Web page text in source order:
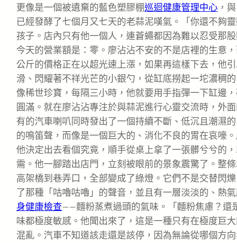
更像是一個被遺棄的藍色塑膠棚巡迴健康管理中心 ，
已經發酵了七個月又七天的老蒜泥嘆氣。「你還不夠
孩子。店內只有他一個人，連蒼蠅都因為難以忍受那
今天的營業額是：零。廖沾沾不安的不是店裡的生意
公斤的價格正在以超光速上漲，如果再這樣下去，他
滑、閃耀著不祥光芒的小銀勺，從缸底撈起一坨濃稠
像稀世珍寶，每隔三小時，他就要用手指彈一下缸邊
圓滿。就在廖沾沾專注於與蒜泥進行心靈交流時，外
有的汽車喇叭同時發出了一個持續不斷、低沉且潮
的鳴笛聲，而像是一個巨大的、消化不良的胃在哀嚎
他決定出去看個究竟，順手從桌上拿了一張髒兮兮的
需。他一腳踏出店門，立刻被眼前的景象震驚了。整
高架橋到巷弄口，全部變成了綠燈。它們不是交替閃
了那種「咕嚕咕嚕」的聲音，並且有一層淡淡的、熱
身健康檢查——麵粉蒸煮過頭的氣味。「麵粉焦慮？還
味都極度敏感。他聞出來了，這是一種只有在極度巨
混亂。汽車不知道該走還是該停，因為無論從哪個方